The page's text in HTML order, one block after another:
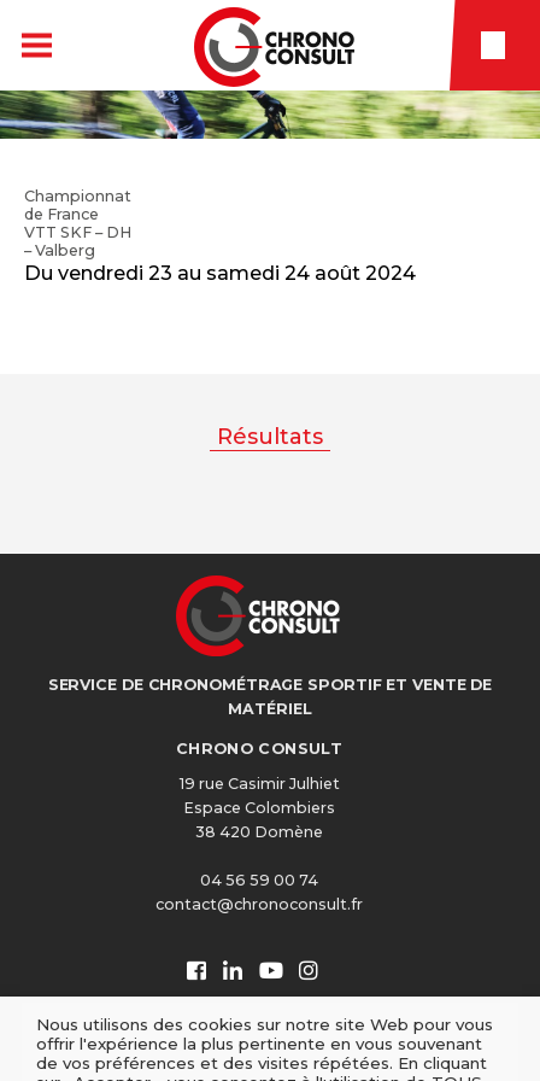
Championnat
de France
VTT SKF – DH
– Valberg
Du vendredi 23 au samedi 24 août 2024
Résultats
SERVICE DE CHRONOMÉTRAGE SPORTIF ET VENTE DE
MATÉRIEL
CHRONO CONSULT
19 rue Casimir Julhiet
Espace Colombiers
38 420 Domène
04 56 59 00 74
contact@chronoconsult.fr
Nous utilisons des cookies sur notre site Web pour vous
offrir l'expérience la plus pertinente en vous souvenant
de vos préférences et des visites répétées. En cliquant